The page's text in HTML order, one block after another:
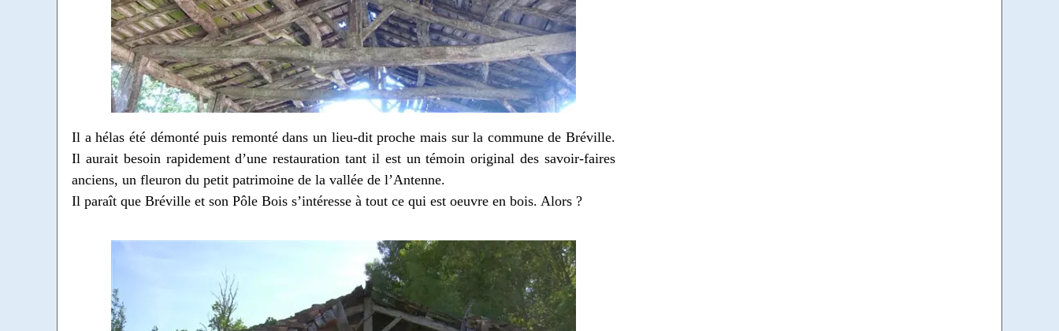
Il a hélas été démonté puis remonté dans un lieu-dit proche mais sur la commune de Bréville.
Il aurait besoin rapidement d’une restauration tant il est un témoin original des savoir-faires
anciens, un fleuron du petit patrimoine de la vallée de l’Antenne.
Il paraît que Bréville et son Pôle Bois s’intéresse à tout ce qui est oeuvre en bois. Alors ?